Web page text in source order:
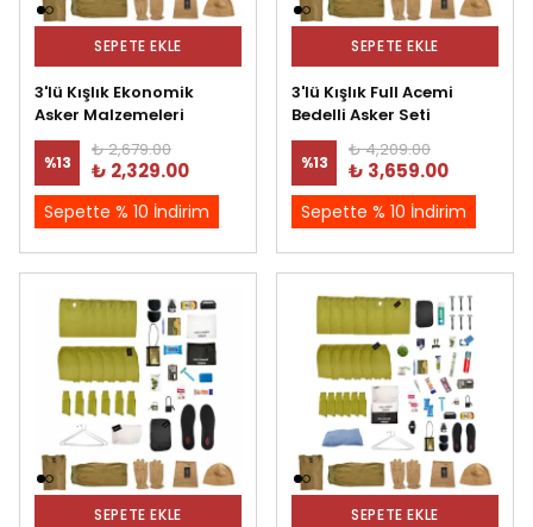
SEPETE EKLE
3'lü Kışlık Ekonomik
Asker Malzemeleri
%13
₺ 2,679.00
₺ 2,329.00
Sepette % 10 İndirim
SEPETE EKLE
3'lü Kışlık Full Acemi
Bedelli Asker Seti
%13
₺ 4,209.00
₺ 3,659.00
Sepette % 10 İndirim
SEPETE EKLE SEPETE EKLE